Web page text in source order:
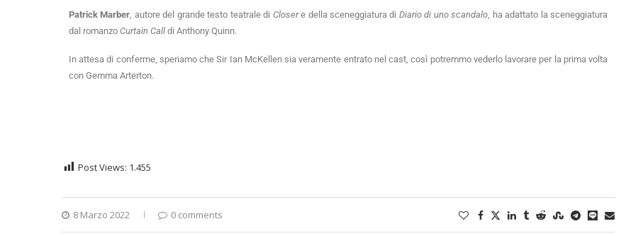
Patrick Marber , autore del grande testo teatrale di Closere della sceneggiatura di Diario di uno scandalo , ha adattato la sceneggiatura
dal romanzo Curtain Call di Anthony Quinn.
In attesa di conferme, speriamo che Sir Ian McKellen sia veramente entrato nel cast, così potremmo vederlo lavorare per la prima volta
con Gemma Arterton.
Post Views: 1.455
8 Marzo 2022 0 comments